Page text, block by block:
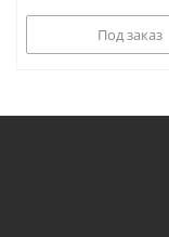
Под заказ